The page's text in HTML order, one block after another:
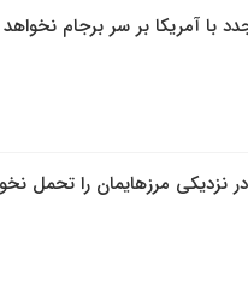
با آمریکا بر سر برجام
نزدیکی مرزهایمان را تحمل